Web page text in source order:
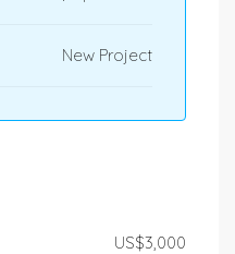
New Project
US$3,000